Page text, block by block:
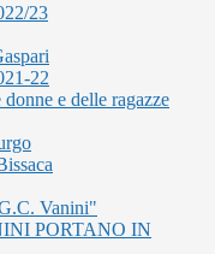
23
22
e delle ragazze
Vanini"
PORTANO IN